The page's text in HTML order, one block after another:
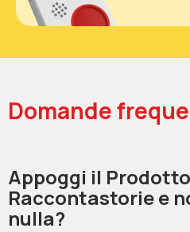
Domande
Appoggi il
Raccontastorie e
nulla?